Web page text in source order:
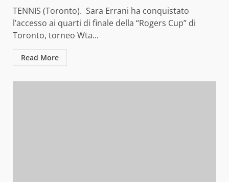
TENNIS (Toronto). Sara Errani ha conquistato
l’accesso ai quarti di finale della “Rogers Cup” di
Toronto, torneo Wta...
Read More